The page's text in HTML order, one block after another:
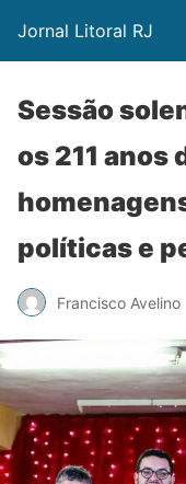
Jornal Litoral RJ
Sessão
os 211 anos
políticas e
Francisco Avelino